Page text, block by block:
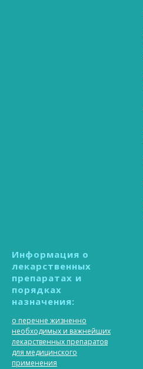
Информация о
лекарственных
препаратах и
порядках
назначения:
о перечне жизненно
необходимых и важнейших
лекарственных препаратов
для медицинского
применения